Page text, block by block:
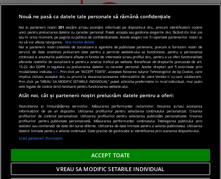
© 2019 PRO TV S.R.L |Politica de Cookie|Politica
de confidentialitate
Nouă ne pasă ca datele tale personale să rămână confidențiale
Noi și partenerii noștri201 stocăm și/sau accesăm informații pe dispozitivul dvs., precum identificatorii cookie
unici pentru prelucrarea datelor cu caracter personal. Puteți accepta sau gestiona alegerile dvs. făcând clic mai jos
sau în orice moment, pe pagina cu politica de confidențialitate. Aceste alegeri vor fi raportate partenerilor noștri și
nu vă vor afecta navigarea.
Mai multe detalii
Noi si partenerii nostri (retelele de socializare si agentiile de publicitate partenere, precum si furnizorii nostri de
servicii de date analitice) prelucram date pentru a permite website-ului sa functioneze, pentru a personaliza
continutul si anunturile publicitare afisate in functie de interesele si/sau profilul dvs., pentru a va oferi functionalitati
aferente retelelor de socializare si pentru a analiza traficul pe website. Beneficiati de drepturile prevazute de art.
15-22 din GDPR in legatura cu prelucrarea datelor cu caracter personal. Aceste drepturi pot fi exercitate prin
modalitatea indicata aici. Prin click pe “ACCEPT TOATE”, acceptati folosirea tuturor Tehnologiilor de tip Cookie, care
implica inclusiv acceptul dvs. cu privire la stocarea/accesarea informatiilor de catre Vendor-ii cu care colaboram.
Prin click pe “VREAU SA MODIFIC SETARILE INDIVIDUAL” puteti schimba preferintele in mod individual, mai putin
cele legate de cookie strict necesare pentru functionarea website-ului.
Atât noi, cât și partenerii noștri prelucrăm datele pentru a oferi:
Dezvoltarea și îmbunătățirea serviciilor. Măsurarea performanței reclamelor. Stocarea și/sau accesarea
informațiilor de pe un dispozitiv. Utilizarea profilurilor pentru selectarea conținutului personalizat. Crearea
profilurilor de conținut personalizat. Utilizarea profilurilor pentru selectarea publicității personalizate. Crearea
profilurilor pentru publicitate personalizată. Măsurarea performanței conținutului. Înțelegerea publicului prin
statistici sau combinații de date din surse diferite. Utilizarea de date limitate pentru a selecta publicitatea. Utilizarea
datelor limitate pentru a selecta conținutul. Date precise de geolocație și identificarea prin scanarea dispozitivului.
Listă parteneri (furnizori)
ACCEPT TOATE
VREAU SA MODIFIC SETARILE INDIVIDUAL